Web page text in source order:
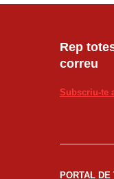
Rep
correu
Subscriu-te
PORTAL DE